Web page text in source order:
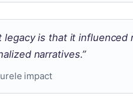
legacy is that it
narratives.”
impact